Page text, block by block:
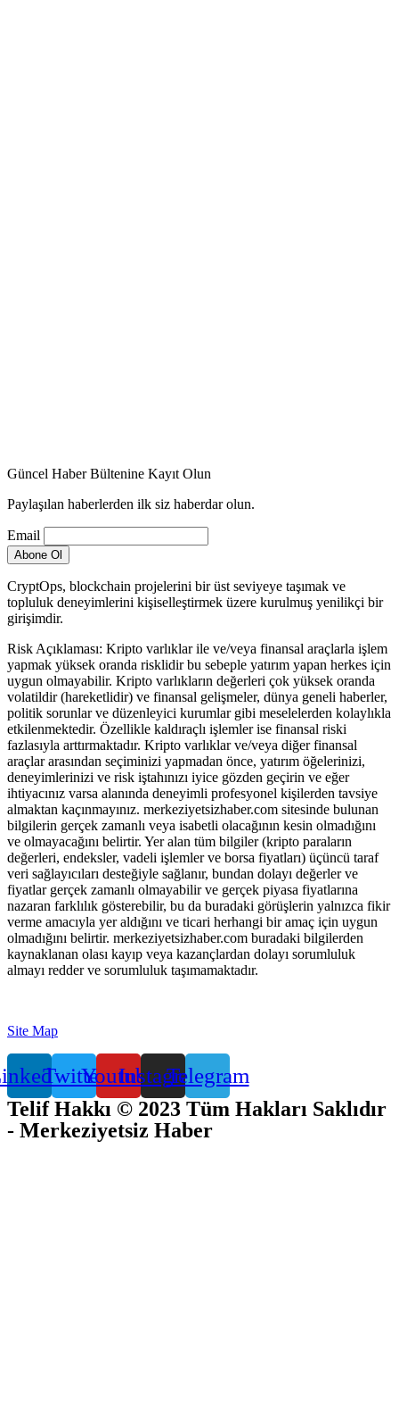
Güncel Haber Bültenine Kayıt Olun
Paylaşılan haberlerden ilk siz haberdar olun.
Email
CryptOps, blockchain projelerini bir üst seviyeye taşımak ve
topluluk deneyimlerini kişiselleştirmek üzere kurulmuş yenilikçi bir
girişimdir.
Risk Açıklaması: Kripto varlıklar ile ve/veya finansal araçlarla işlem
yapmak yüksek oranda risklidir bu sebeple yatırım yapan herkes için
uygun olmayabilir. Kripto varlıkların değerleri çok yüksek oranda
volatildir (hareketlidir) ve finansal gelişmeler, dünya geneli haberler,
politik sorunlar ve düzenleyici kurumlar gibi meselelerden kolaylıkla
etkilenmektedir. Özellikle kaldıraçlı işlemler ise finansal riski
fazlasıyla arttırmaktadır. Kripto varlıklar ve/veya diğer finansal
araçlar arasından seçiminizi yapmadan önce, yatırım öğelerinizi,
deneyimlerinizi ve risk iştahınızı iyice gözden geçirin ve eğer
ihtiyacınız varsa alanında deneyimli profesyonel kişilerden tavsiye
almaktan kaçınmayınız. merkeziyetsizhaber.com sitesinde bulunan
bilgilerin gerçek zamanlı veya isabetli olacağının kesin olmadığını
ve olmayacağını belirtir. Yer alan tüm bilgiler (kripto paraların
değerleri, endeksler, vadeli işlemler ve borsa fiyatları) üçüncü taraf
veri sağlayıcıları desteğiyle sağlanır, bundan dolayı değerler ve
fiyatlar gerçek zamanlı olmayabilir ve gerçek piyasa fiyatlarına
nazaran farklılık gösterebilir, bu da buradaki görüşlerin yalnızca fikir
verme amacıyla yer aldığını ve ticari herhangi bir amaç için uygun
olmadığını belirtir. merkeziyetsizhaber.com buradaki bilgilerden
kaynaklanan olası kayıp veya kazançlardan dolayı sorumluluk
almayı redder ve sorumluluk taşımamaktadır.
Site Map
TwitterYoutubeInstagramTelegram
Telif Hakkı © 2023 Tüm Hakları Saklıdır
- Merkeziyetsiz Haber